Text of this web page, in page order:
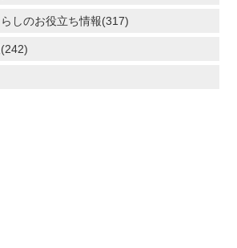
しのお役立ち情報(317)